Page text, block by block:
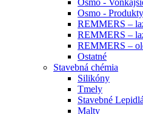
Osmo -
Osmo -
REMMERS –
REMMERS –
REMMERS –
Ostatné
Stavebná chémia
Silikóny
Tmely
Stavebné Lepidlá
Malty